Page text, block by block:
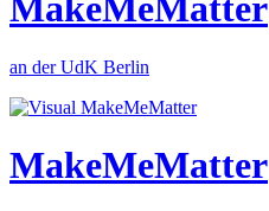
MakeMeMatter
an der UdK Berlin
MakeMeMatter